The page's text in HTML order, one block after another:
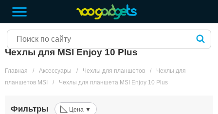
Чехлы для MSI Enjoy 10 Plus
Главная / Аксессуары / Чехлы для планшетов /
Чехлы для
планшетов MSI
/ Чехлы для планшета MSI Enjoy 10 Plus
Фильтры ◺ Цена ▼